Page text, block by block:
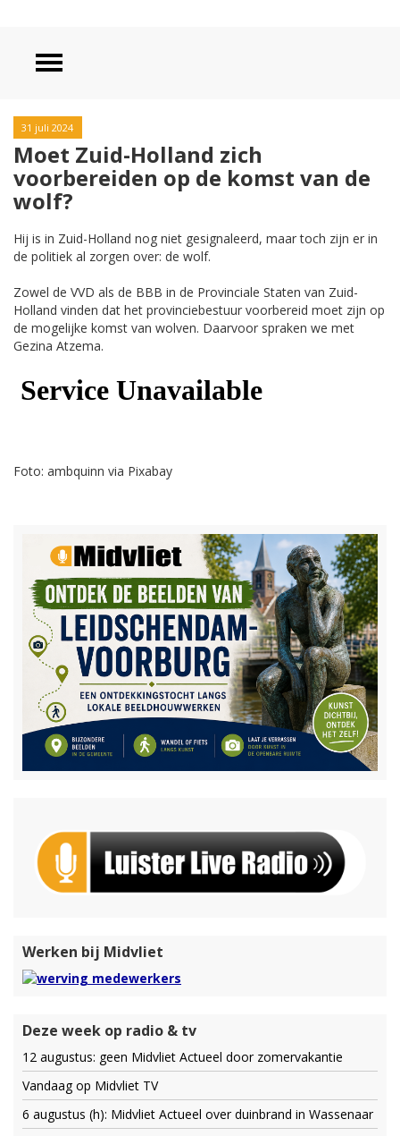
31 juli 2024
Moet Zuid-Holland zich
voorbereiden op de komst van de
wolf?
Hij is in Zuid-Holland nog niet gesignaleerd, maar toch zijn er in
de politiek al zorgen over: de wolf.
Zowel de VVD als de BBB in de Provinciale Staten van Zuid-
Holland vinden dat het provinciebestuur voorbereid moet zijn op
de mogelijke komst van wolven. Daarvoor spraken we met
Gezina Atzema.
Foto: ambquinn via Pixabay
Werken bij Midvliet
Deze week op radio & tv
12 augustus: geen Midvliet Actueel door zomervakantie
Vandaag op Midvliet TV
6 augustus (h): Midvliet Actueel over duinbrand in Wassenaar